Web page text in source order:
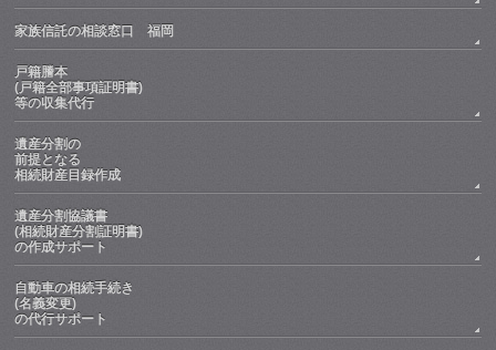
家族信託の相談窓口 福岡
戸籍謄本
(戸籍全部事項証明書)
等の収集代行
遺産分割の
前提となる
相続財産目録作成
遺産分割協議書
(相続財産分割証明書)
の作成サポート
自動車の相続手続き
(名義変更)
の代行サポート